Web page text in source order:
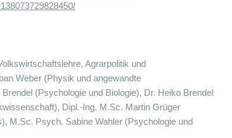
Agrarpolitik und
Weber (Physik und angewandte
(Psychologie und Biologie), Dr. Heiko Brendel
Dipl.-Ing. M.Sc. Martin Grüger
M.Sc. Psych. Sabine Wahler (Psychologie und